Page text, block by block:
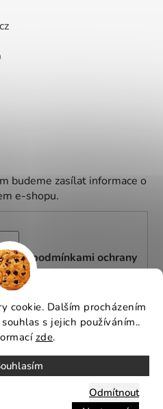
cookie. Dalším procházením
s jejich používáním..
zde.
Odmítnout
budeme zasílat informace o
e-shopu.
spodmínkami ochrany
GARDEN- Všechna